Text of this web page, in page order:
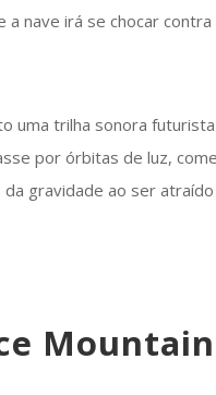
nave irá se chocar
uma trilha sonora
por órbitas de luz,
gravidade ao ser